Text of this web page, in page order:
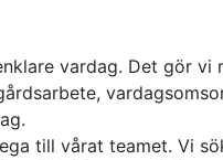
vardag. Det gör vi
till vårat teamet. Vi